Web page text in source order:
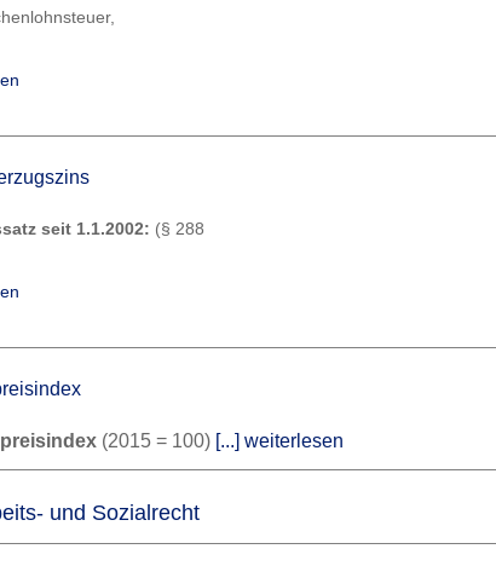
seit 1.1.2002: (§ 288
(2015 = 100) [...] weiterlesen
und Sozialrecht